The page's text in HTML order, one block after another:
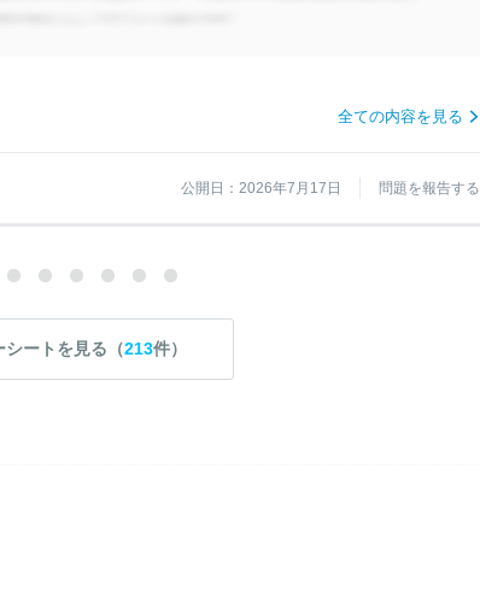
全ての内容を見る
公開日：2026年7月17日 問題を報告する
ートを見る（213件）